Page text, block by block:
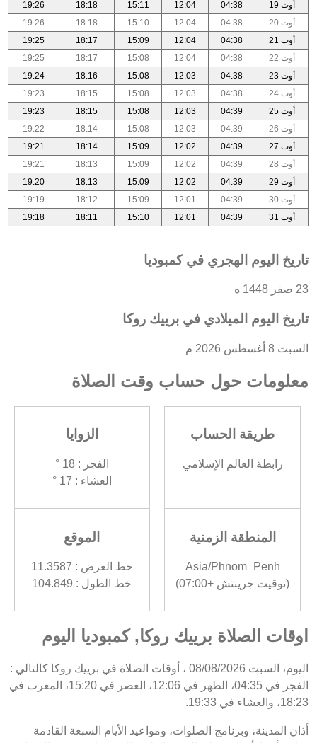
أوت 19
04:38
12:04
15:11
18:18
19:26
أوت 20
04:38
12:04
15:10
18:18
19:26
أوت 21
04:38
12:04
15:09
18:17
19:25
أوت 22
04:38
12:04
15:08
18:17
19:25
أوت 23
04:38
12:03
15:08
18:16
19:24
أوت 24
04:38
12:03
15:08
18:15
19:23
أوت 25
04:39
12:03
15:08
18:15
19:23
أوت 26
04:39
12:03
15:08
18:14
19:22
أوت 27
04:39
12:02
15:09
18:14
19:21
أوت 28
04:39
12:02
15:09
18:13
19:21
أوت 29
04:39
12:02
15:09
18:13
19:20
أوت 30
04:39
12:01
15:09
18:12
19:19
أوت 31
04:39
12:01
15:10
18:11
19:18
تاريخ اليوم الهجري في كمبوديا
23 صفر 1448 ه
تاريخ اليوم الميلادي في برييك روكا
السبت 8 أغسطس 2026 م
معلومات حول حساب وقت الصلاة
طريقة الحساب
رابطة العالم الإسلامي
الزوايا
الفجر : 18 °
العشاء : 17 °
المنطقة الزمنية
Asia/Phnom_Penh
(توقيت جرينتش +07:00)
الموقع
خط العرض : 11.3587
خط الطول : 104.849
اوقات الصلاة برييك روكا, كمبوديا اليوم
اليوم، السبت 08/08/2026 ، أوقات الصلاة في برييك روكا كالتالي :
الفجر في 04:35، الظهر في 12:06، العصر في 15:20، المغرب في
18:23، والعشاء في 19:33.
أذان المدينة، وبرنامج الصلوات، ومواعيد الأيام السبعة القادمة